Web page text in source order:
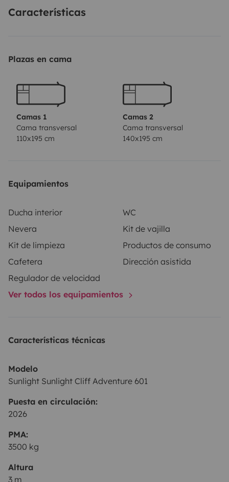
• Estado: Excelente
• Permiso: Permiso B
• Conducción: Fácil y cómoda
• Baño con ducha 🚿
• Mucho espacio de almacenamiento
• Zona de vida agradable
🍳 Equipamiento incluido
• Isofix x2
• Vajilla y utensilios
• Toldo
• Bicicletas (según disponibilidad) 🚲
• Juegos
👉 Solo tienes que llegar y disfrutar
Características
Plazas en cama
Camas 1
Cama transversal
110x195 cm
Camas 2
Cama transversal
140x195 cm
Equipamientos
Ducha interior
WC
Nevera
Kit de vajilla
Kit de limpieza
Productos de consumo
Cafetera
Dirección asistida
Regulador de velocidad
Ver todos los equipamientos
Características técnicas
Modelo
Sunlight Sunlight Cliff Adventure 601
Puesta en circulación:
2026
PMA:
3500 kg
Altura
3 m